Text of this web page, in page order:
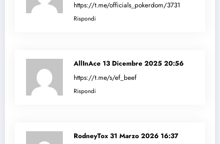
https://t.me/officials_pokerdom/3731
Rispondi
AllInAce 13 Dicembre 2025 20:56
https://t.me/s/ef_beef
Rispondi
RodneyTox 31 Marzo 2026 16:37